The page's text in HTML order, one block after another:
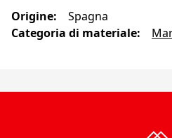
Origine:
Spagna
Categoria di materiale: